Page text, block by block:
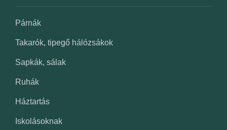
Párnák
Takarók, tipegő hálózsákok
Sapkák, sálak
Ruhák
Háztartás
Iskolásoknak